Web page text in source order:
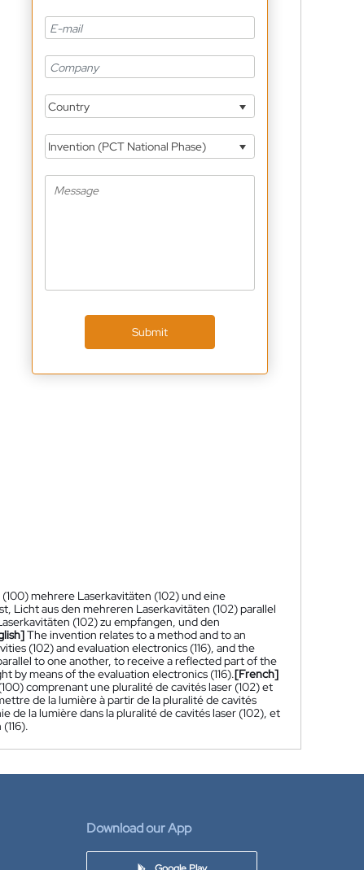
Country
Invention (PCT National Phase)
Submit
mehrere Laserkavitäten (102) und eine
Licht aus den mehreren Laserkavitäten (102) parallel
(102) zu empfangen, und den
The invention relates to a method and to an
(102) and evaluation electronics (116), and the
to one another, to receive a reflected part of the
by means of the evaluation electronics (116).[French]
comprenant une pluralité de cavités laser (102) et
de la lumière à partir de la pluralité de cavités
de la lumière dans la pluralité de cavités laser (102), et
Download our App